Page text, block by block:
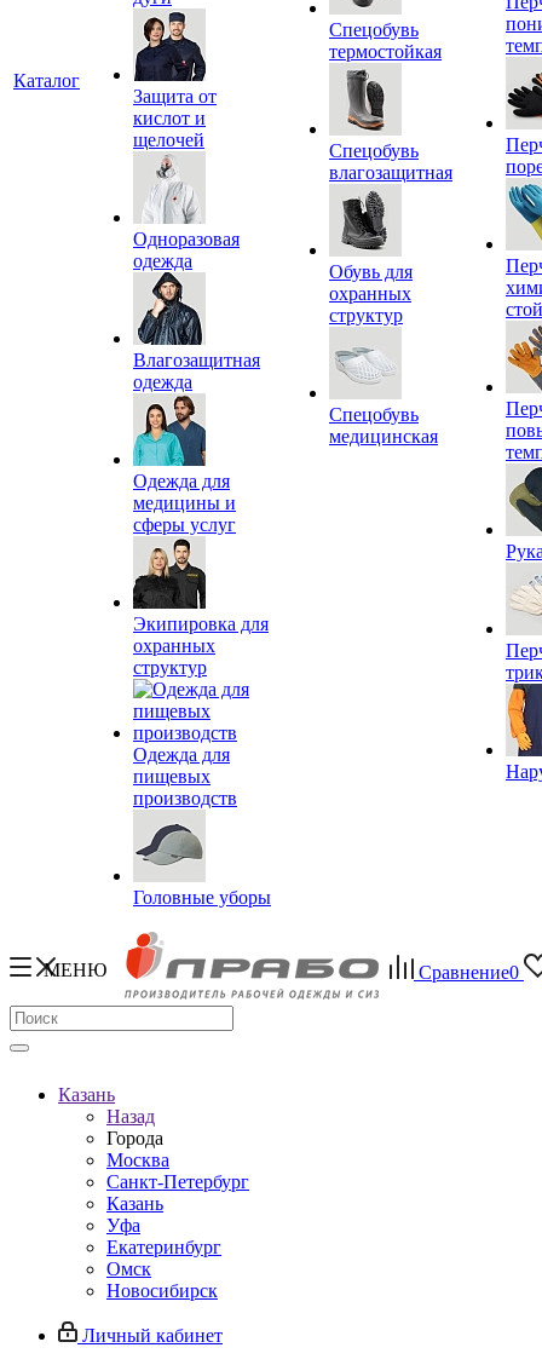
Каталог
Защита от
кислот и
щелочей
Одноразовая
одежда
Влагозащитная
одежда
Одежда для
медицины и
сферы услуг
Экипировка для
охранных
структур
Одежда для
пищевых
производств
Головные уборы
Спецобувь
термостойкая
Спецобувь
влагозащитная
Обувь для
охранных
структур
Спецобувь
медицинская
МЕНЮ Сравнение0
Казань
Назад
Города
Москва
Санкт-Петербург
Казань
Уфа
Екатеринбург
Омск
Новосибирск
Личный кабинет